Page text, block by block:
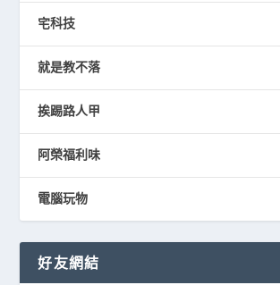
宅科技
就是教不落
挨踢路人甲
阿榮福利味
電腦玩物
好友網結